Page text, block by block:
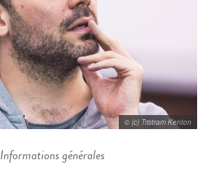
© (c) Tristram Kenton
Informations générales